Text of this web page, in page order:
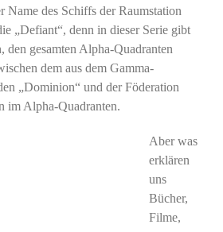
Name des Schiffs der Raumstation
„Defiant“, denn in dieser Serie gibt
den gesamten Alpha-Quadranten
dem aus dem Gamma-
„Dominion“ und der Föderation
im Alpha-Quadranten.
Aber was
erklären
uns
Bücher,
Filme,